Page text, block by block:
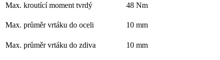
Max. kroutící moment tvrdý 48 Nm
Max. průměr vrtáku do oceli 10 mm
Max. průměr vrtáku do zdiva 10 mm